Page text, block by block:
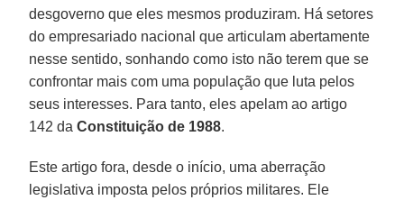
desgoverno que eles mesmos produziram. Há setores
do empresariado nacional que articulam abertamente
nesse sentido, sonhando como isto não terem que se
confrontar mais com uma população que luta pelos
seus interesses. Para tanto, eles apelam ao artigo
142 daConstituição de 1988.
Este artigo fora, desde o início, uma aberração
legislativa imposta pelos próprios militares. Ele